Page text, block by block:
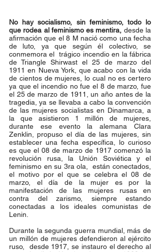
No hay socialismo, sin feminismo, todo lo
que rodea al feminismo es mentira, desde la
afirmación que el 8 M nació como una fecha
de luto, ya que según él colectivo, se
conmemora el  trágico incendio en la fábrica
de Triangle Shirwast el 25 de marzo del
1911 en Nueva York, que acabo con la vida
de cientos de mujeres, lo cual no es certero
ya que el incendio no fue el 8 de marzo, fue
el 25 de marzo de 1911, un año antes de la
tragedia, ya se llevaba a cabo la convención
de las mujeres socialistas en Dinamarca, a
la que asistieron 1 millón de mujeres,
durante ese evento la alemana Clara
Zenklin, propuso el día de las mujeres, sin
establecer una fecha específica, lo curioso
es que el 08 de marzo de 1917 comenzó la
revolución rusa, la Unión Soviética y el
feminismo en su 3ra ola,  están conectados,
el motivo por el que se celebra el 08 de
marzo, el día de la mujer es por la
manifestación de las mujeres rusas en
contra del zarismo, siempre estando
conectadas a los ideales comunistas de
Lenin.
Durante la segunda guerra mundial, más de
un millón de mujeres defendieron al ejército
ruso,  desde 1917, se instauro el derecho al